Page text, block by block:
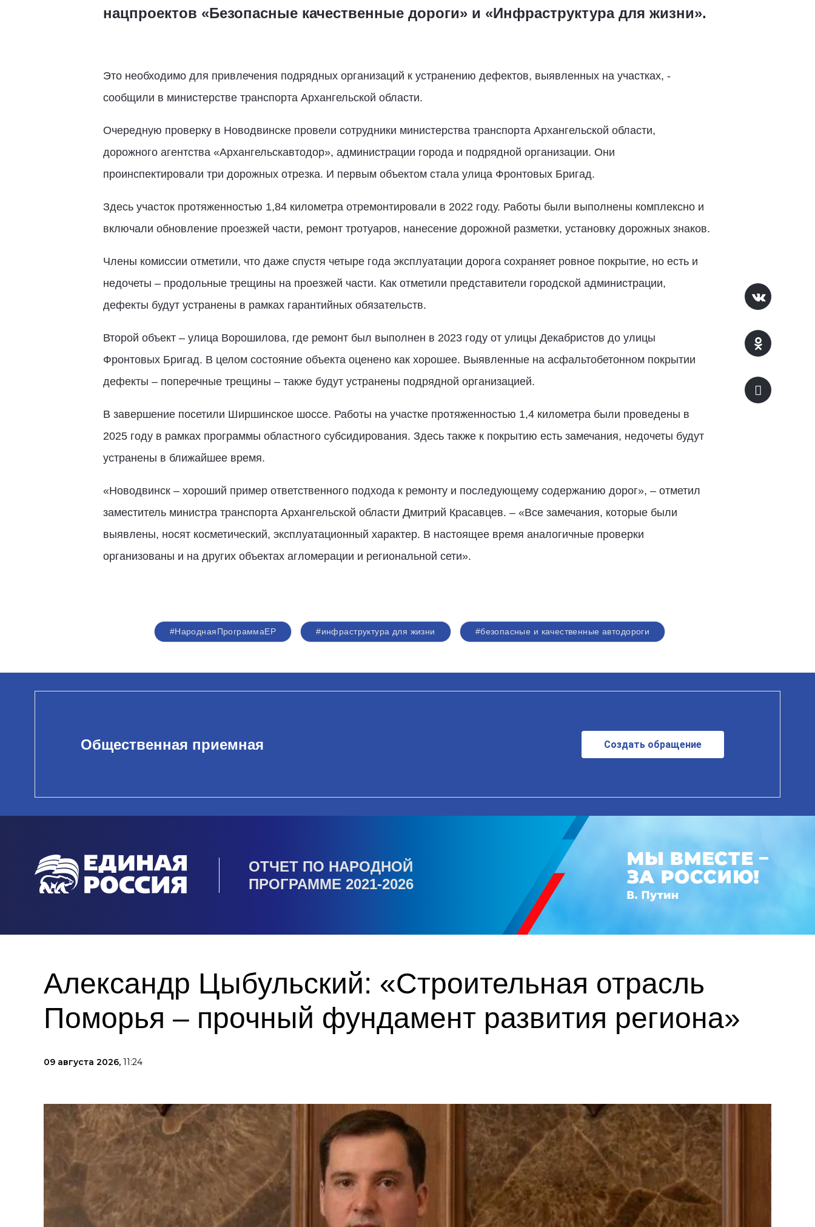
нацпроектов «Безопасные качественные дороги» и «Инфраструктура для жизни».
Это необходимо для привлечения подрядных организаций к устранению дефектов, выявленных на участках, -
сообщили в министерстве транспорта Архангельской области.
Очередную проверку в Новодвинске провели сотрудники министерства транспорта Архангельской области,
дорожного агентства «Архангельскавтодор», администрации города и подрядной организации. Они
проинспектировали три дорожных отрезка. И первым объектом стала улица Фронтовых Бригад.
Здесь участок протяженностью 1,84 километра отремонтировали в 2022 году. Работы были выполнены комплексно и
включали обновление проезжей части, ремонт тротуаров, нанесение дорожной разметки, установку дорожных знаков.
Члены комиссии отметили, что даже спустя четыре года эксплуатации дорога сохраняет ровное покрытие, но есть и
недочеты – продольные трещины на проезжей части. Как отметили представители городской администрации,
дефекты будут устранены в рамках гарантийных обязательств.
Второй объект – улица Ворошилова, где ремонт был выполнен в 2023 году от улицы Декабристов до улицы
Фронтовых Бригад. В целом состояние объекта оценено как хорошее. Выявленные на асфальтобетонном покрытии
дефекты – поперечные трещины – также будут устранены подрядной организацией.
В завершение посетили Ширшинское шоссе. Работы на участке протяженностью 1,4 километра были проведены в
2025 году в рамках программы областного субсидирования. Здесь также к покрытию есть замечания, недочеты будут
устранены в ближайшее время.
«Новодвинск – хороший пример ответственного подхода к ремонту и последующему содержанию дорог», – отметил
заместитель министра транспорта Архангельской области Дмитрий Красавцев. – «Все замечания, которые были
выявлены, носят косметический, эксплуатационный характер. В настоящее время аналогичные проверки
организованы и на других объектах агломерации и региональной сети».
#НароднаяПрограммаЕР #инфраструктура для жизни #безопасные и качественные автодороги
Общественная приемная Создать обращение
ОТЧЕТ ПО НАРОДНОЙ
ПРОГРАММЕ 2021-2026
Александр Цыбульский: «Строительная отрасль
Поморья – прочный фундамент развития региона»
09 августа 2026, 11:24